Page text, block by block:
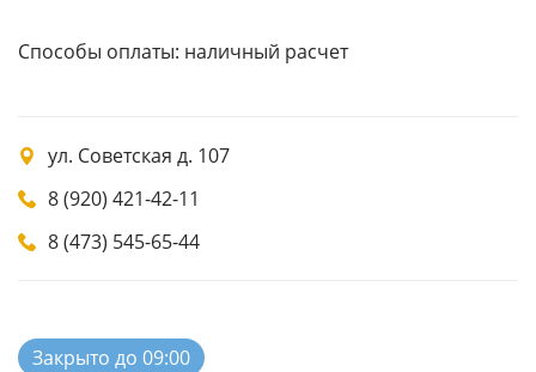
Способы оплаты: наличный расчет
ул. Советская д. 107
8 (920) 421-42-11
8 (473) 545-65-44
Закрыто до 09:00